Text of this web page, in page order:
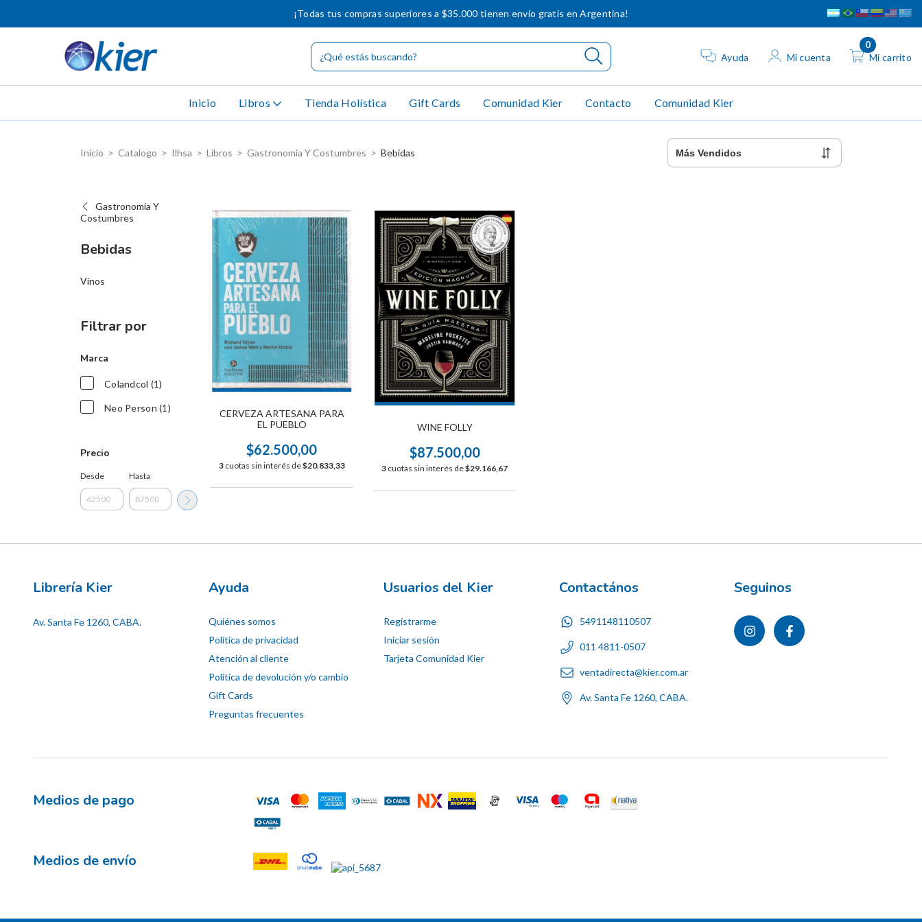
¡Todas tus compras superiores a $35.000 tienen envío gratis en Argentina!
Ayuda Mi cuenta Mi carrito
0
Inicio Libros Tienda Holística Gift Cards Comunidad Kier Contacto Comunidad Kier
Inicio > Catalogo > Ilhsa > Libros > Gastronomia Y Costumbres > Bebidas
Gastronomia Y
Costumbres
Bebidas
Vinos
Filtrar por
Marca
Colandcol (1)
Neo Person (1)
Precio
Desde Hasta
CERVEZA ARTESANA PARA
EL PUEBLO
$62.500,00
3 cuotas sin interés de$20.833,33
WINE FOLLY
$87.500,00
3 cuotas sin interés de$29.166,67
Librería Kier
Av. Santa Fe 1260, CABA.
Ayuda
Quiénes somos
Política de privacidad
Atención al cliente
Política de devolución y/o cambio
Gift Cards
Preguntas frecuentes
Usuarios del Kier
Registrarme
Iniciar sesión
Tarjeta Comunidad Kier
Contactános
5491148110507
011 4811-0507
ventadirecta@kier.com.ar
Av. Santa Fe 1260, CABA.
Seguinos
Medios de pago
Medios de envío